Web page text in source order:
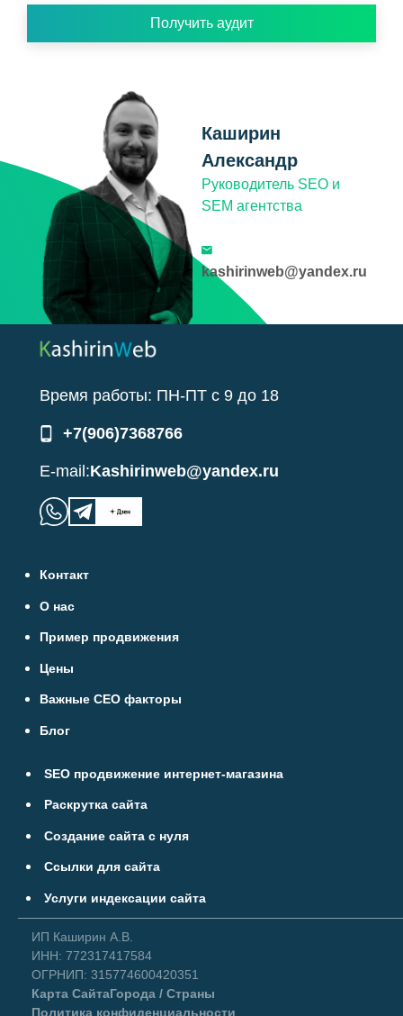
Получить аудит
Каширин
Александр
Руководитель SEO и
SEM агентства
kashirinweb@yandex.ru
Время работы: ПН-ПТ с 9 до 18
+7(906)7368766
E-mail:Kashirinweb@yandex.ru
SEO продвижение интернет-магазина
Раскрутка сайта
Создание сайта с нуля
Ссылки для сайта
Услуги индексации сайта
Контакт
О нас
Пример продвижения
Цены
Важные СЕО факторы
Блог
ИП Каширин А.В.
ИНН: 772317417584
ОГРНИП: 315774600420351
Карта СайтаГорода / Страны
Политика конфиденциальности